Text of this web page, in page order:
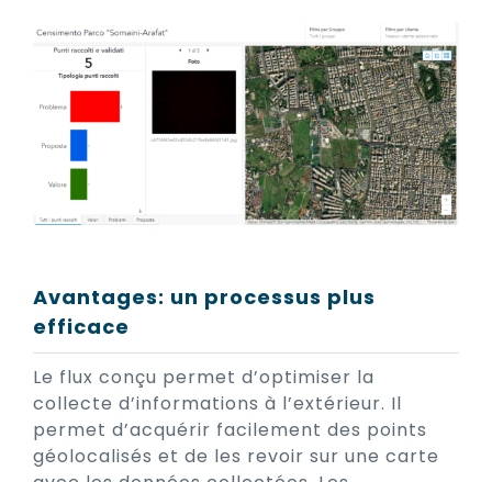
Avantages: un processus plus
efficace
Le flux conçu permet d’optimiser la
collecte d’informations à l’extérieur. Il
permet d’acquérir facilement des points
géolocalisés et de les revoir sur une carte